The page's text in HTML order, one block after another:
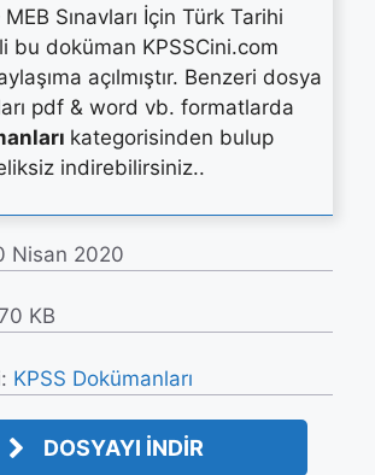
Sınavları İçin Türk Tarihi
bu doküman KPSSCini.com
açılmıştır. Benzeri dosya
pdf & word vb. formatlarda
kategorisinden bulup
indirebilirsiniz..
Nisan 2020
KB
KPSS Dokümanları
DOSYAYI İNDİR